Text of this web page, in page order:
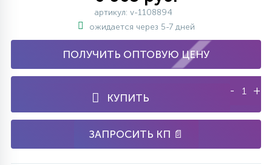
артикул: v-1108894
ожидается через 5-7 дней
ПОЛУЧИТЬ ОПТОВУЮ ЦЕНУ
КУПИТЬ
- +
ЗАПРОСИТЬ КП 📄